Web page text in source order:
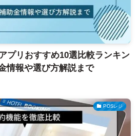
プリおすすめ10選比較ランキン
情報や選び方解説まで
POSレジ